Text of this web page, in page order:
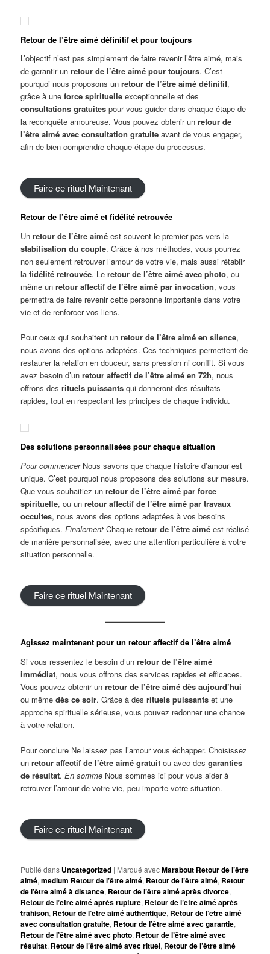
Retour de l’être aimé définitif et pour toujours
L’objectif n’est pas simplement de faire revenir l’être aimé, mais
de garantir unretour de l’être aimé pour toujours. C’est
pourquoi nous proposons unretour de l’être aimé définitif,
grâce à uneforce spirituelle exceptionnelle et des
consultations gratuites pour vous guider dans chaque étape de
la reconquête amoureuse. Vous pouvez obtenir unretour de
l’être aimé avec consultation gratuite avant de vous engager,
afin de bien comprendre chaque étape du processus.
Faire ce rituel Maintenant
Retour de l’être aimé et fidélité retrouvée
Unretour de l’être aimé est souvent le premier pas vers la
stabilisation du couple. Grâce à nos méthodes, vous pourrez
non seulement retrouver l’amour de votre vie, mais aussi rétablir
lafidélité retrouvée. Leretour de l’être aimé avec photo, ou
même unretouraffectif de l’être aimé par invocation, vous
permettra de faire revenir cette personne importante dans votre
vie et de renforcer vos liens.
Pour ceux qui souhaitent unretour de l’être aimé en silence,
nous avons des options adaptées. Ces techniques permettent de
restaurer la relation en douceur, sans pression ni conflit. Si vous
avez besoin d’unretouraffectif de l’être aimé en 72h, nous
offrons desrituels puissants qui donneront des résultats
rapides, tout en respectant les principes de chaque individu.
Des solutions personnalisées pour chaque situation
Pour commencerNous savons que chaque histoire d’amour est
unique. C’est pourquoi nous proposons des solutions sur mesure.
Que vous souhaitiez unretour de l’être aimé par force
spirituelle, ou unretouraffectif de l’être aimé par travaux
occultes, nous avons des options adaptées à vos besoins
spécifiques.Finalement Chaqueretour de l’être aimé est réalisé
de manière personnalisée, avec une attention particulière à votre
situation personnelle.
Faire ce rituel Maintenant
Agissez maintenant pour un retouraffectif de l’être aimé
Si vous ressentez le besoin d’unretour de l’être aimé
immédiat, nous vous offrons des services rapides et efficaces.
Vous pouvez obtenir unretour de l’être aimé dès aujourd’hui
ou mêmedès ce soir. Grâce à desrituels puissants et une
approche spirituelle sérieuse, vous pouvez redonner une chance
à votre relation.
Pour conclure Ne laissez pas l’amour vous échapper. Choisissez
unretouraffectif de l’être aimé gratuit ou avec desgaranties
de résultat.En somme Nous sommes ici pour vous aider à
retrouver l’amour de votre vie, peu importe votre situation.
Faire ce rituel Maintenant
Publié dans Uncategorized | Marqué avecMarabout Retour de l’être
aimé,medium Retour de l’être aimé, Retour de l’être aimé, Retour
de l’être aimé à distance, Retour de l’être aimé après divorce,
Retour de l’être aimé après rupture, Retour de l’être aimé après
trahison, Retour de l’être aimé authentique, Retour de l’être aimé
avec consultation gratuite, Retour de l’être aimé avec garantie,
Retour de l’être aimé avec photo, Retour de l’être aimé avec
résultat, Retour de l’être aimé avec rituel, Retour de l’être aimé